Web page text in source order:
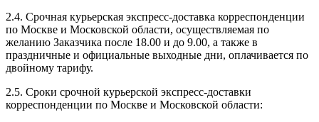
2.4. Срочная курьерская экспресс-доставка корреспонденции
по Москве и Московской области, осуществляемая по
желанию Заказчика после 18.00 и до 9.00, а также в
праздничные и официальные выходные дни, оплачивается по
двойному тарифу.
2.5. Сроки срочной курьерской экспресс-доставки
корреспонденции по Москве и Московской области: